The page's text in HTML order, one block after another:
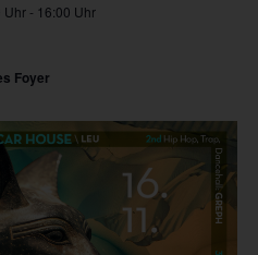
Uhr- 16:00 Uhr
Foyer